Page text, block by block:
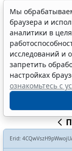
Для просмотра
получения
изменениях и
ГАРАНТ:
Мы
браузера и
аналитики в
исследований и
запретить
настройках
ознакомьтесь с
Erid: